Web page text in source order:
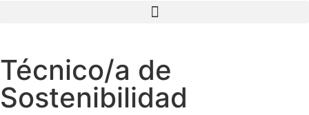
Técnico/a de
Sostenibilidad